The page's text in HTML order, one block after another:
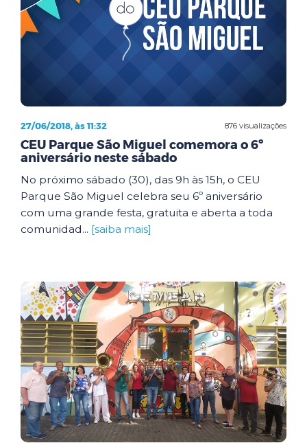
876 visualizações
27/06/2018, às 11:32
CEU Parque São Miguel comemora o 6º
aniversário neste sábado
No próximo sábado (30), das 9h às 15h, o CEU
Parque São Miguel celebra seu 6º aniversário
com uma grande festa, gratuita e aberta a toda
comunidad... [saiba mais]